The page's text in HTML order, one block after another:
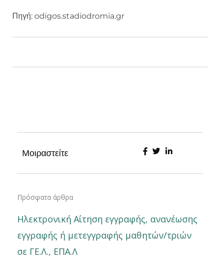
Πηγή: odigos.stadiodromia.gr
Μοιραστείτε
Πρόσφατα άρθρα
Ηλεκτρονική Αίτηση εγγραφής, ανανέωσης
εγγραφής ή μετεγγραφής μαθητών/τριών
σε ΓΕ.Λ., ΕΠΑ.Λ